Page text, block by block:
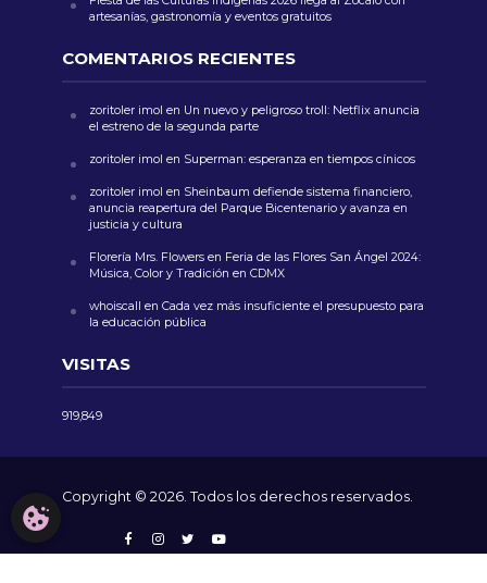
artesanías, gastronomía y eventos gratuitos
COMENTARIOS RECIENTES
zoritoler imol en Un nuevo y peligroso troll: Netflix anuncia
el estreno de la segunda parte
zoritoler imol en Superman: esperanza en tiempos cínicos
zoritoler imol en Sheinbaum defiende sistema financiero,
anuncia reapertura del Parque Bicentenario y avanza en
justicia y cultura
Florería Mrs. Flowersen Feria de las Flores San Ángel 2024:
Música, Color y Tradición en CDMX
whoiscall en Cada vez más insuficiente el presupuesto para
la educación pública
VISITAS
919,849
Copyright © 2026. Todos los derechos reservados.